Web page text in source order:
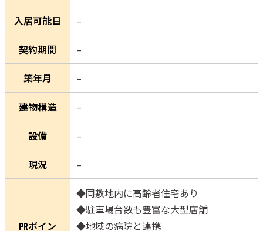
入居可能日 –
契約期間 –
築年月 –
建物構造 –
設備 –
現況 –
㏚ポイン
◆同敷地内に高齢者住宅あり
◆駐車場台数も豊富な大型店舗
◆地域の病院と連携